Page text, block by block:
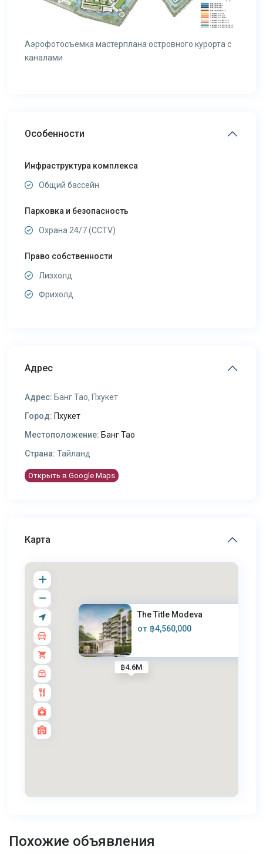
Аэрофотосъемка мастерплана островного курорта с
каналами
Особенности
Инфраструктура комплекса
Общий бассейн
Парковка и безопасность
Охрана 24/7 (CCTV)
Право собственности
Лизхолд
Фрихолд
Адрес
Адрес: Банг Тао, Пхукет
Город: Пхукет
Местоположение: Банг Тао
Страна: Тайланд
Открыть в Google Maps
Карта
฿4.6M
The Title Modeva
от ฿4,560,000
· ·
Похожие объявления
Пхукет